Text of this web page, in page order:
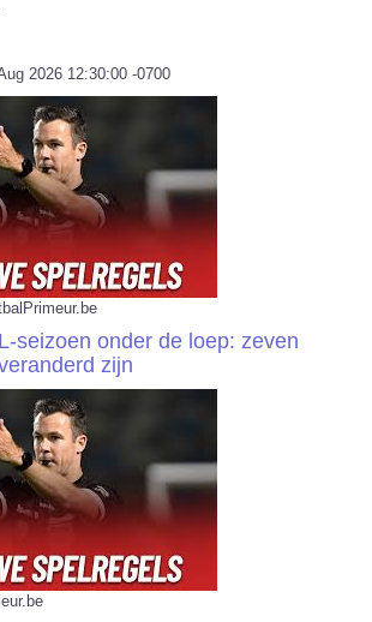
2026 12:30:00 -0700
seizoen onder de loep: zeven
zijn